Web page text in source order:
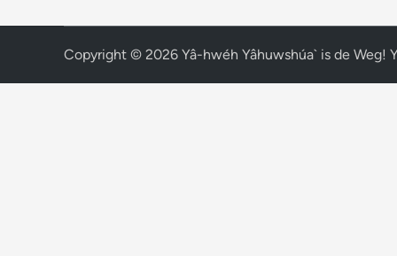
Copyright © 2026 Yâ-hwéh Yâhuwshúa` is de Weg!